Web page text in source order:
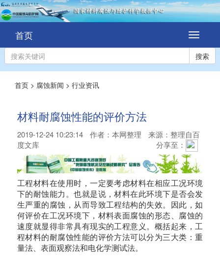
切
换
导
航
首页
搜索
首页 > 腐蚀新闻 > 行业资讯
材料耐腐蚀性能的评价方法
2019-12-24 10:23:14 作者： 本网整理
来源：整理自百
度文库
分享至：
工程材料在使用时，一定要考虑材料在相应工况环境
下的耐蚀能力。也就是说，材料在此环境下是否会发
生严重的腐蚀，从而导致工程结构的失效。因此，如
何评价在工况环境下，材料表面腐蚀的形态、腐蚀的
速度就显得非常具有现实的工程意义。概括起来，工
程材料的耐腐蚀性能的评价方法可以分为三大类：重
量法、表面观察法和电化学测试法。